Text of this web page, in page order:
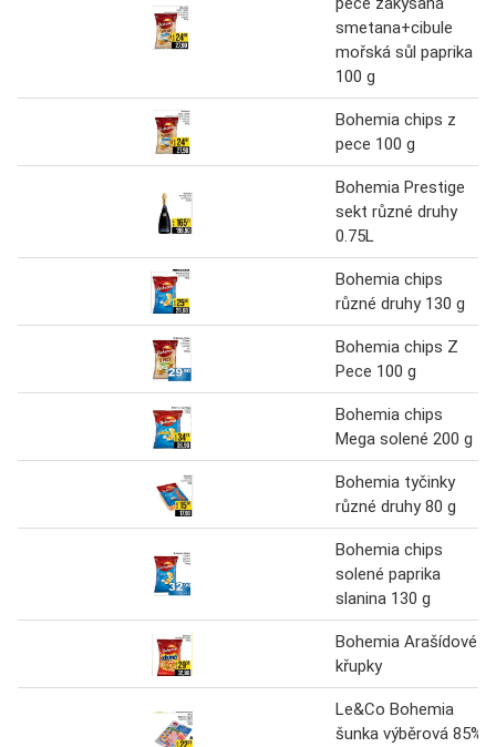
smetana+cibule
mořská sůl paprika
100 g
Bohemia chips z
pece 100 g
Bohemia Prestige
sekt různé druhy
0.75L
Bohemia chips
různé druhy 130 g
Bohemia chips Z
Pece 100 g
Bohemia chips
Mega solené 200 g
Bohemia tyčinky
různé druhy 80 g
Bohemia chips
solené paprika
slanina 130 g
Bohemia Arašídové
křupky
Le&Co Bohemia
šunka výběrová 85%